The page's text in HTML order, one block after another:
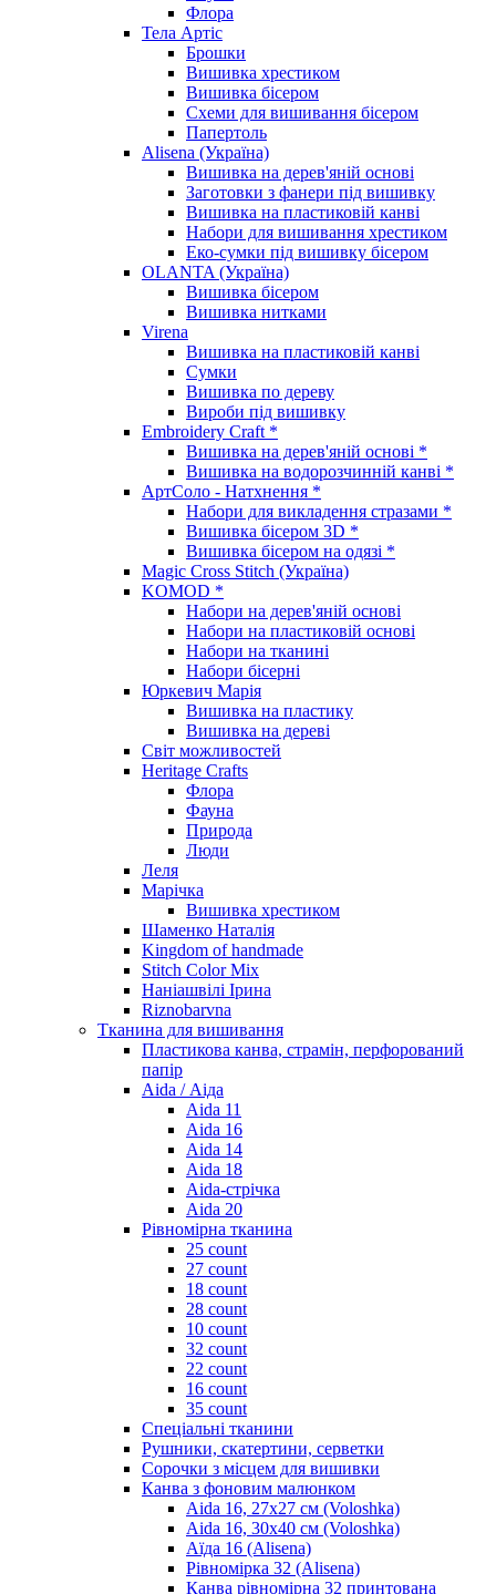
Флора
Тела Артіс
Брошки
Вишивка хрестиком
Вишивка бісером
Схеми для вишивання бісером
Папертоль
Alisena (Україна)
Вишивка на дерев'яній основі
Заготовки з фанери під вишивку
Вишивка на пластиковій канві
Набори для вишивання хрестиком
Еко-сумки під вишивку бісером
OLANTA (Україна)
Вишивка бісером
Вишивка нитками
Virena
Вишивка на пластиковій канві
Сумки
Вишивка по дереву
Вироби під вишивку
Embroidery Craft *
Вишивка на дерев'яній основі *
Вишивка на водорозчинній канві *
АртСоло - Натхнення *
Набори для викладення стразами *
Вишивка бісером 3D *
Вишивка бісером на одязі *
Magic Cross Stitch (Україна)
KOMOD *
Набори на дерев'яній основі
Набори на пластиковій основі
Набори на тканині
Набори бісерні
Юркевич Марія
Вишивка на пластику
Вишивка на дереві
Світ можливостей
Heritage Crafts
Флора
Фауна
Природа
Люди
Леля
Марічка
Вишивка хрестиком
Шаменко Наталія
Kingdom of handmade
Stitch Color Mix
Наніашвілі Ірина
Riznobarvna
Тканина для вишивання
Пластикова канва, страмін, перфорований
папір
Aida / Аіда
Aida 11
Aida 16
Aida 14
Aida 18
Aida-стрічка
Aida 20
Рівномірна тканина
25 count
27 count
18 count
28 count
10 count
32 count
22 count
16 count
35 count
Спеціальні тканини
Рушники, скатертини, серветки
Сорочки з місцем для вишивки
Канва з фоновим малюнком
Aida 16, 27х27 см (Voloshka)
Aida 16, 30х40 см (Voloshka)
Аїда 16 (Alisena)
Рівномірка 32 (Alisena)
Канва рівномірна 32 принтована